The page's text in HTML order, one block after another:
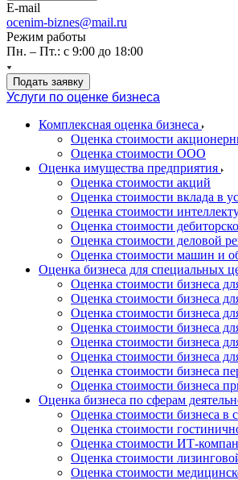
E-mail
ocenim-biznes@mail.ru
Режим работы
Пн. – Пт.: с 9:00 до 18:00
Подать заявку
Услуги по оценке бизнеса
Комплексная оценка бизнеса
Оценка стоимости
Оценка стоимости ООО
Оценка имущества предприятия
Оценка стоимости акций
Оценка стоимости вклада в
Оценка стоимости
Оценка стоимости
Оценка стоимости деловой
Оценка стоимости машин и
Оценка бизнеса для специальных
Оценка стоимости бизнеса
Оценка стоимости бизнеса
Оценка стоимости бизнеса
Оценка стоимости бизнеса
Оценка стоимости бизнеса
Оценка стоимости бизнеса
Оценка стоимости бизнеса
Оценка стоимости бизнеса
Оценка бизнеса по сферам
Оценка стоимости бизнеса в
Оценка стоимости
Оценка стоимости ИТ-
Оценка стоимости
Оценка стоимости